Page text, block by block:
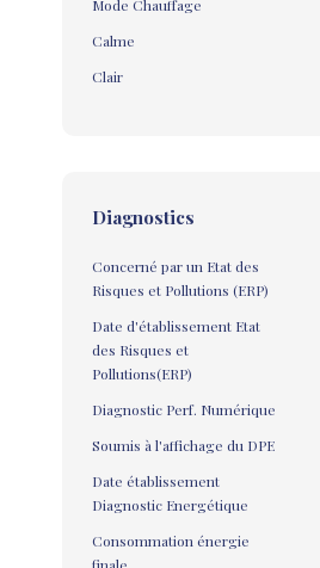
Mode Chauffage
Calme
Clair
Diagnostics
Concerné par un Etat des
Risques et Pollutions (ERP)
Date d'établissement Etat
des Risques et
Pollutions(ERP)
Diagnostic Perf. Numérique
Soumis à l'affichage du DPE
Date établissement
Diagnostic Energétique
Consommation énergie